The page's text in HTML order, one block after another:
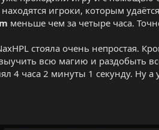
игроки, которым
меньше чем за четыре часа.
стояла очень непростая.
всю магию и раздобыть
4 часа 2 минуты 1 секунду. Ну